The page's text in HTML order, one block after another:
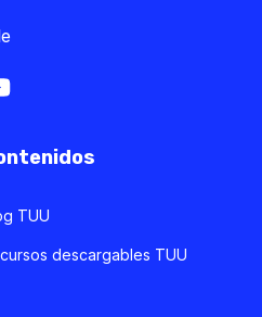
TUU
descargables TUU